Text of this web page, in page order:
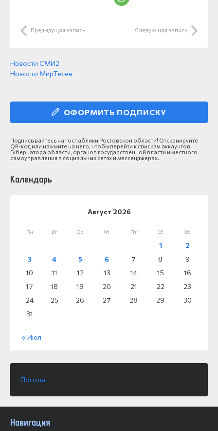
Предыдущая запись Следующая запись
Новости СМИ2
Новости МирТесен
ОФОРМИТЬ ПОДПИСКУ
Подписывайтесь на госпаблики Ростовской области! Отсканируйте
QR-код или нажмите на него, чтобы перейти к спискам аккаунтов
Губернатора области, органов государственной власти и местного
самоуправления в социальных сетях и мессенджерах.
Календарь
Август 2026
Пн Вт Ср Чт Пт Сб Вс
1
2
3
4 5 6 7 8
9
10
11 12 13 14 15
16
17
18 19 20 21 22
23
24
25 26 27 28 29
30
31
« Июл
Погода
Навигация